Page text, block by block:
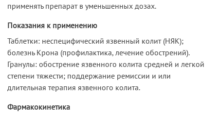
применять препарат в уменьшенных дозах.
Показания к применению
Таблетки: неспецифический язвенный колит (НЯК);
болезнь Крона (профилактика, лечение обострений).
Гранулы: обострение язвенного колита средней и легкой
степени тяжести; поддержание ремиссии и или
длительная терапия язвенного колита.
Фармакокинетика